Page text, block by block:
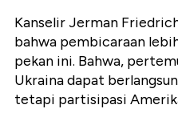
Kanselir Jerman
bahwa pembicaraan
pekan ini. Bahwa,
Ukraina dapat
tetapi partisipasi